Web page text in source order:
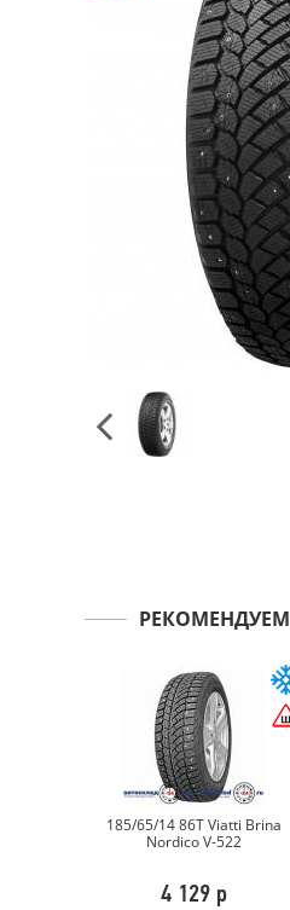
РЕКОМЕНДУЕМ
185/65/14 86T Viatti Brina
Nordico V-522
4 129 р